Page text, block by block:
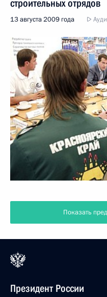
строительных отрядов
13 августа 2009 года
Показать
Президент России